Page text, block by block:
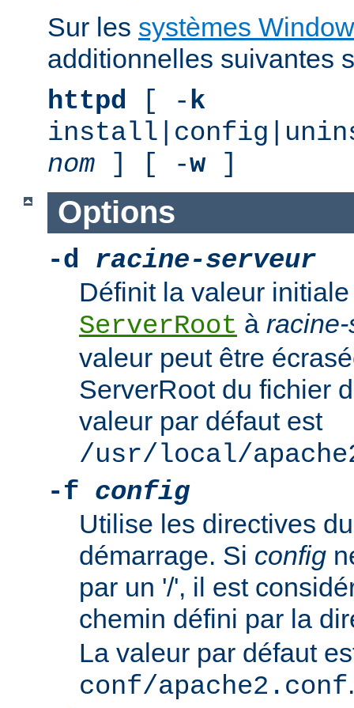
Sur les systèmes
additionnelles suivantes
httpd [ -k
nom ] [ -w]
Options
-d racine-serveur
Définit la valeur
ServerRoot à
valeur peut être
ServerRoot du fichier
valeur par défaut est
/usr/local/
-f config
Utilise les directives
démarrage. Si config
par un '/', il est
chemin défini par la
La valeur par défaut
conf/apache2.conf.